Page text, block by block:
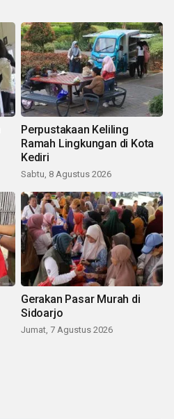
Perpustakaan Keliling
Ramah Lingkungan di Kota
Kediri
Sabtu, 8 Agustus 2026
Gerakan Pasar Murah di
Sidoarjo
Jumat, 7 Agustus 2026